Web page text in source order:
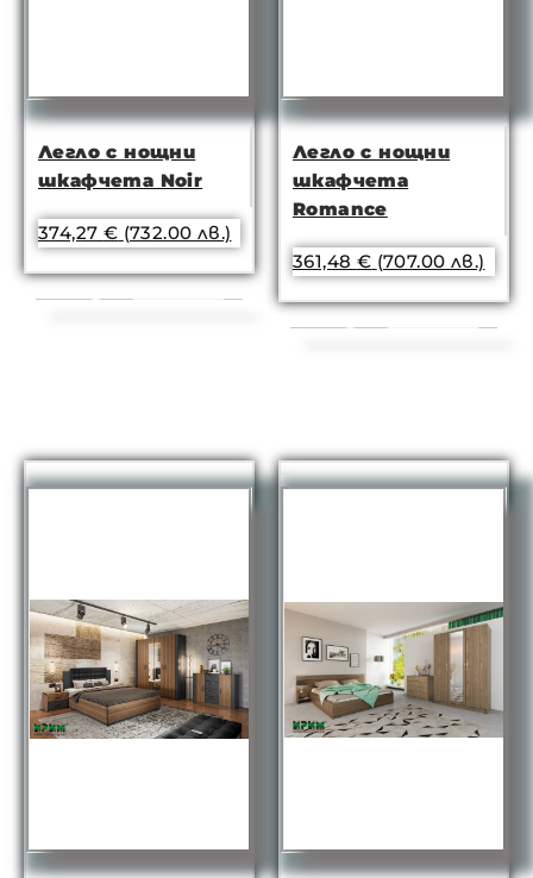
Легло с нощни
шкафчета Noir
374,27 € (732.00 лв.)
Легло с нощни
шкафчета
Romance
361,48 € (707.00 лв.)